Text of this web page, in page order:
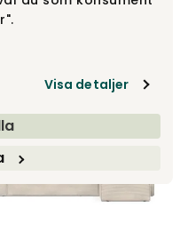
Visa detaljer
Living